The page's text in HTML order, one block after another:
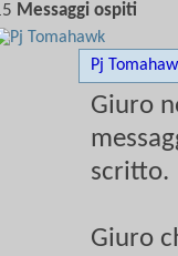
Messaggi ospiti
Pj
Giuro
scritto.
Giuro